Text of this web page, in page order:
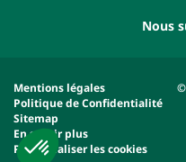
Nous
©
Mentions légales
Politique de Confidentialité
Sitemap
En savoir plus
Personnaliser les cookies